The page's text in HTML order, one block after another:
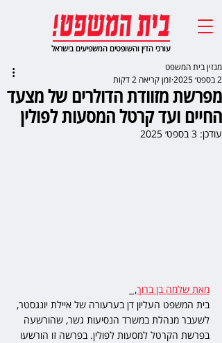
עורכי הדין והשופטים המשפיעים בישראל
מפרשת מזוודת הדולרים של מצעד
החיים ועד קרטל המסעות לפולין
מגזין בית המשפט
2 בספט׳ 2025
זמן קריאה 2 דקות
עודכן: 3 בספט׳ 2025
מאת שלמה בן ברוך,
בית המשפט העליון דן בערעורה של איילת יונגסטר,
לשעבר מנהלת במשרד הנסיעות גשר, שהורשעה
בפרשת הקרטל למסעות לפולין. בפרשה זו הורשעו